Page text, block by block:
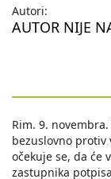
Autori:
AUTOR NIJE
Rim. 9.
bezuslovno protiv
očekuje se, da će
zastupnika